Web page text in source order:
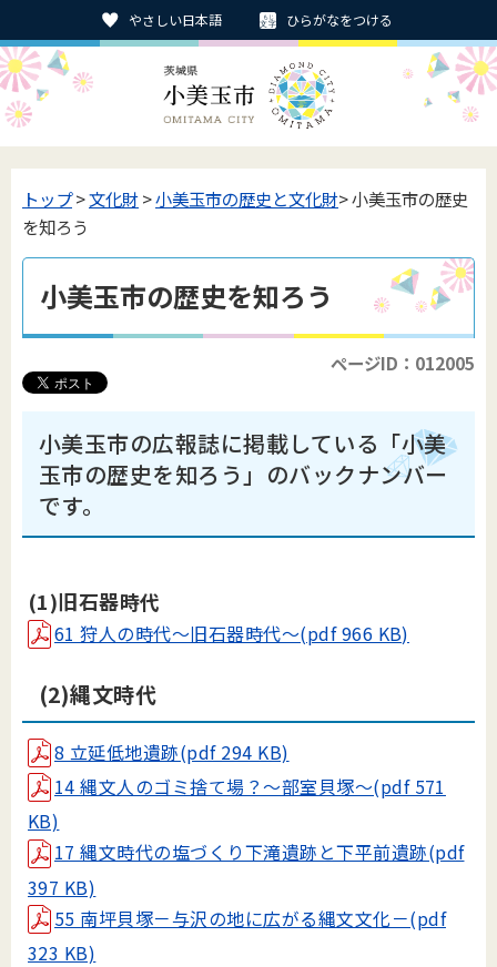
やさしい日本語 ひらがなをつける
トップ>文化財>小美玉市の歴史と文化財> 小美玉市の歴史
を知ろう
小美玉市の歴史を知ろう
ページID：012005
小美玉市の広報誌に掲載している「小美
玉市の歴史を知ろう」のバックナンバー
です。
(1)旧石器時代
61 狩人の時代～旧石器時代～(pdf 966 KB)
(2)縄文時代
8 立延低地遺跡(pdf 294 KB)
14 縄文人のゴミ捨て場？～部室貝塚～(pdf 571
KB)
17 縄文時代の塩づくり下滝遺跡と下平前遺跡(pdf
397 KB)
55 南坪貝塚－与沢の地に広がる縄文文化－(pdf
323 KB)